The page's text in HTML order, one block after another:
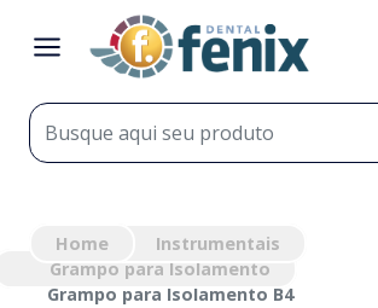
Home
Instrumentais
Grampo para Isolamento
Grampo para Isolamento B4